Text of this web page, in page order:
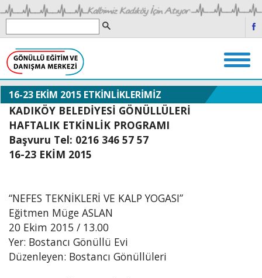
16-23 EKİM 2015 ETKİNLİKLERİMİZ
KADIKÖY BELEDİYESİ GÖNÜLLÜLERİ
HAFTALIK ETKİNLİK PROGRAMI
Başvuru Tel: 0216 346 57 57
16-23 EKİM 2015
“NEFES TEKNİKLERİ VE KALP YOGASI”
Eğitmen Müge ASLAN
20 Ekim 2015 / 13.00
Yer: Bostancı Gönüllü Evi
Düzenleyen: Bostancı Gönüllüleri